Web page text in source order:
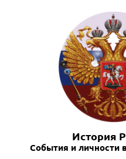
История
События и личности